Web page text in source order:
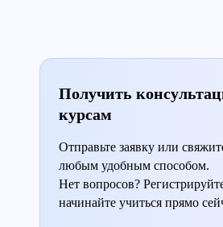
Получить
курсам
Отправьте заявку или
любым удобным способом.
Нет вопросов?
начинайте учиться прямо